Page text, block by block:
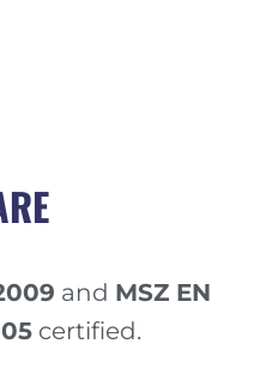
and MSZ EN
certified.